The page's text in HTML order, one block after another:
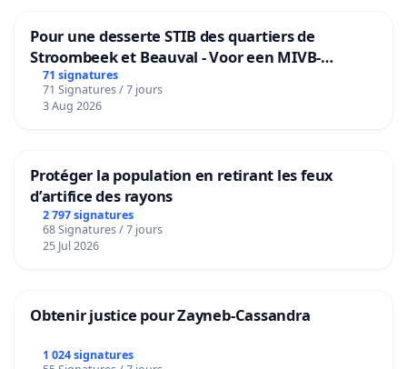
Pour une desserte STIB des quartiers de
Stroombeek et Beauval - Voor een MIVB-
bediening van de wijken Strombeek en Het
Voor
71 signatures
71 Signatures / 7 jours
3 Aug 2026
Protéger la population en retirant les feux
d’artifice des rayons
2 797 signatures
68 Signatures / 7 jours
25 Jul 2026
Obtenir justice pour Zayneb-Cassandra
1 024 signatures